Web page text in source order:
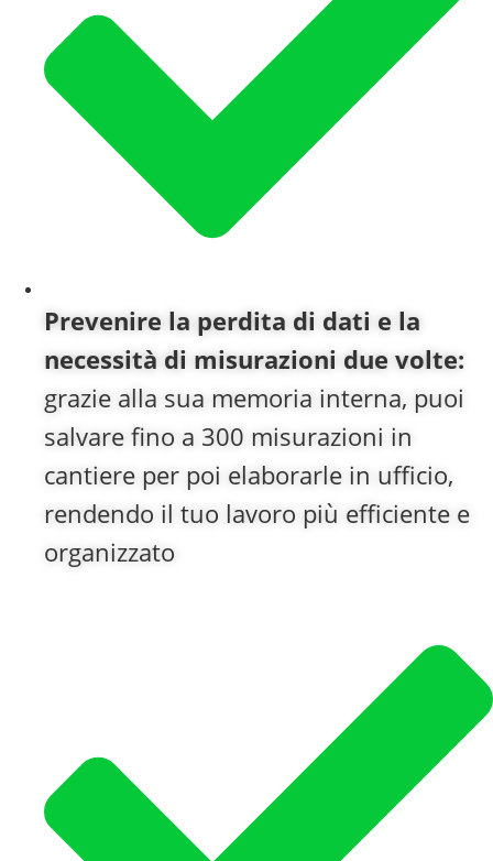
Prevenire la perdita di dati e la
necessità di misurazioni due volte:
grazie alla sua memoria interna, puoi
salvare fino a 300 misurazioni in
cantiere per poi elaborarle in ufficio,
rendendo il tuo lavoro più efficiente e
organizzato